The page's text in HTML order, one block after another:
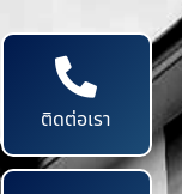
ติดต่อเรา